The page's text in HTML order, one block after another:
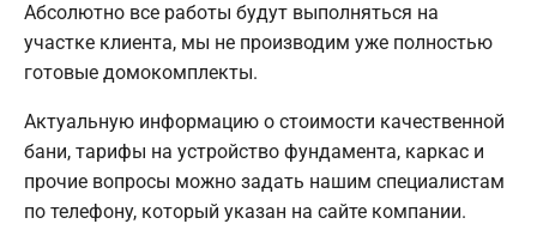
Абсолютно все работы будут выполняться на
участке клиента, мы не производим уже полностью
готовые домокомплекты.
Актуальную информацию о стоимости качественной
бани, тарифы на устройство фундамента, каркас и
прочие вопросы можно задать нашим специалистам
по телефону, который указан на сайте компании.